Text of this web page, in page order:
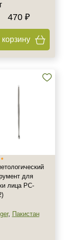
470 ₽
корзину
для
лица PC-
, Пакистан